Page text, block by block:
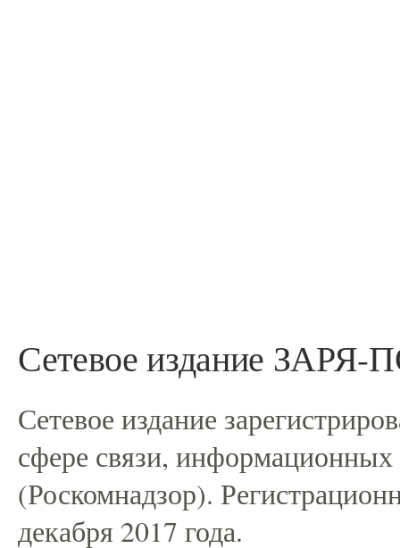
Сетевое издание
Сетевое издание
сфере связи,
(Роскомнадзор).
декабря 2017 года.